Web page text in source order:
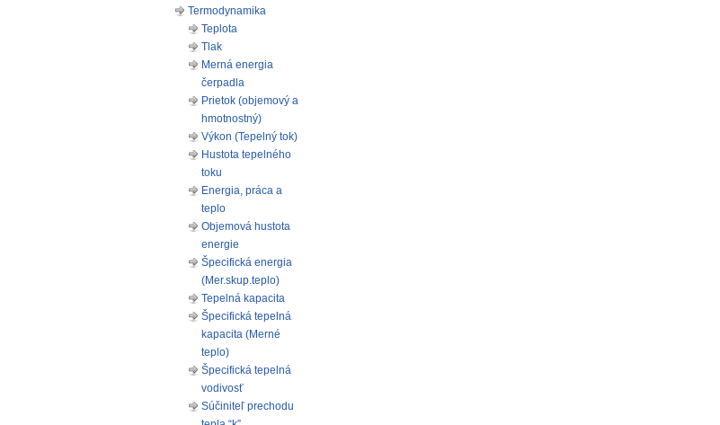
Termodynamika
Teplota
Tlak
Merná energia
čerpadla
Prietok (objemový a
hmotnostný)
Výkon (Tepelný tok)
Hustota tepelného
toku
Energia, práca a
teplo
Objemová hustota
energie
Špecifická energia
(Mer.skup.teplo)
Tepelná kapacita
Špecifická tepelná
kapacita (Merné
teplo)
Špecifická tepelná
vodivosť
Súčiniteľ prechodu